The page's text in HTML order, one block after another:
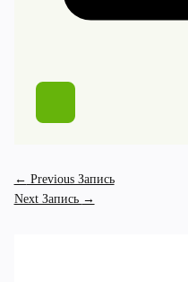
← Previous Запись
Next Запись →